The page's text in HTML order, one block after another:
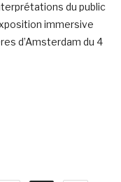
du public
immersive
d’Amsterdam du 4